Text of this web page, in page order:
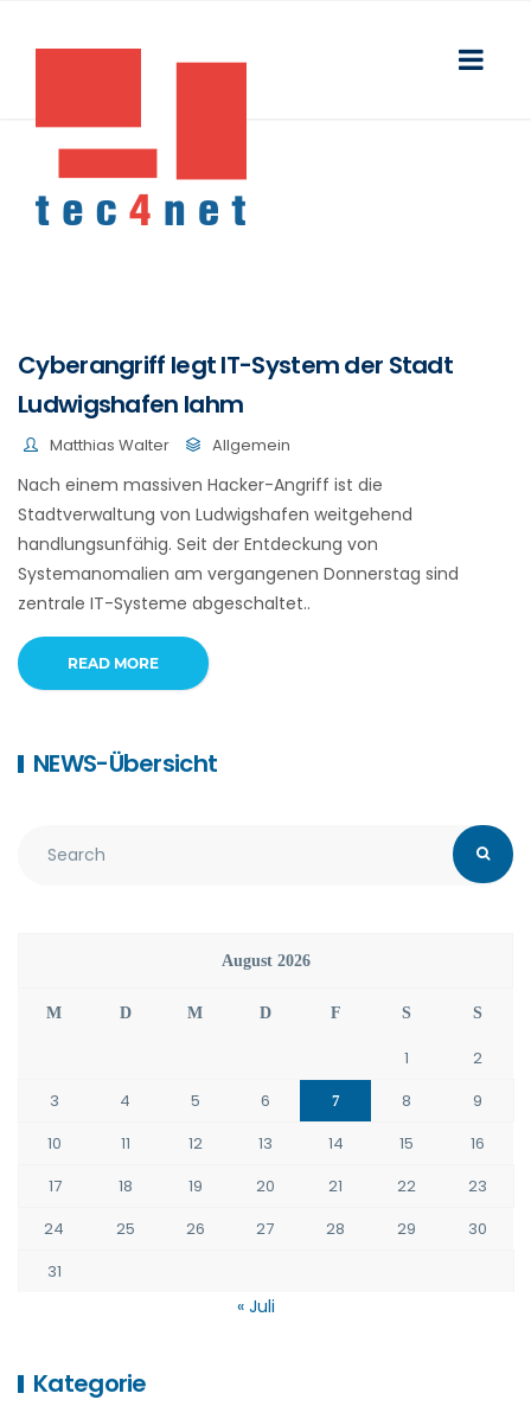
Cyberangriff legt IT-System der Stadt
Ludwigshafen lahm
Matthias Walter Allgemein
Nach einem massiven Hacker-Angriff ist die
Stadtverwaltung von Ludwigshafen weitgehend
handlungsunfähig. Seit der Entdeckung von
Systemanomalien am vergangenen Donnerstag sind
zentrale IT-Systeme abgeschaltet..
READ MORE
NEWS-Übersicht
August 2026
M D M D F S S
1
2
3
4 5 6 7 8
9
10
11 12 13 14 15
16
17
18 19 20 21 22
23
24
25 26 27 28 29
30
31
« Juli
Kategorie